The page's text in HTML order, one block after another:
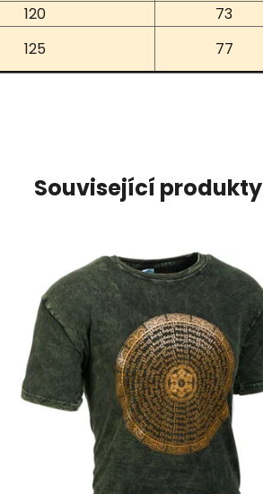
120 73
125 77
Související produkty